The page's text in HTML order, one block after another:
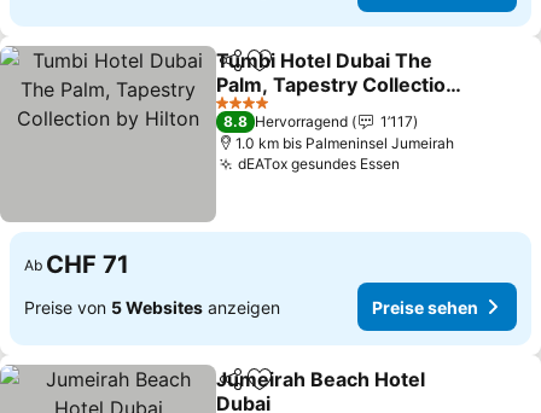
TeilenZu Favoriten hinzufügen
Tumbi Hotel Dubai The
Palm, Tapestry Collection
by Hilton
4 Sterne
8.8 Hervorragend
1’117
1.0 km bis Palmeninsel Jumeirah
dEATox gesundes Essen
Ab CHF 71
Preise von 5 Websites anzeigen Preise sehen
TeilenZu Favoriten hinzufügen
Jumeirah Beach Hotel
Dubai